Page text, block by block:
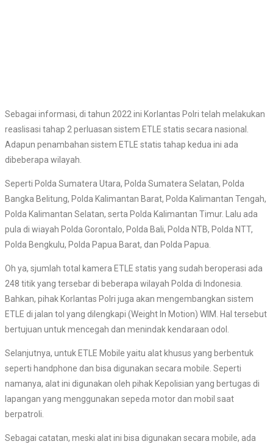
Sebagai informasi, di tahun 2022 ini Korlantas Polri telah melakukan
reaslisasi tahap 2 perluasan sistem ETLE statis secara nasional.
Adapun penambahan sistem ETLE statis tahap kedua ini ada
dibeberapa wilayah.
Seperti Polda Sumatera Utara, Polda Sumatera Selatan, Polda
Bangka Belitung, Polda Kalimantan Barat, Polda Kalimantan Tengah,
Polda Kalimantan Selatan, serta Polda Kalimantan Timur. Lalu ada
pula di wiayah Polda Gorontalo, Polda Bali, Polda NTB, Polda NTT,
Polda Bengkulu, Polda Papua Barat, dan Polda Papua.
Oh ya, sjumlah total kamera ETLE statis yang sudah beroperasi ada
248 titik yang tersebar di beberapa wilayah Polda di Indonesia.
Bahkan, pihak Korlantas Polri juga akan mengembangkan sistem
ETLE di jalan tol yang dilengkapi (Weight In Motion) WIM. Hal tersebut
bertujuan untuk mencegah dan menindak kendaraan odol.
Selanjutnya, untuk ETLE Mobile yaitu alat khusus yang berbentuk
seperti handphone dan bisa digunakan secara mobile. Seperti
namanya, alat ini digunakan oleh pihak Kepolisian yang bertugas di
lapangan yang menggunakan sepeda motor dan mobil saat
berpatroli.
Sebagai catatan, meski alat ini bisa digunakan secara mobile, ada